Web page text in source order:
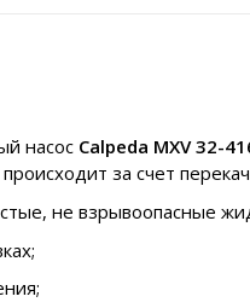
насос Calpeda MXV 32-
за счет
не взрывоопасные